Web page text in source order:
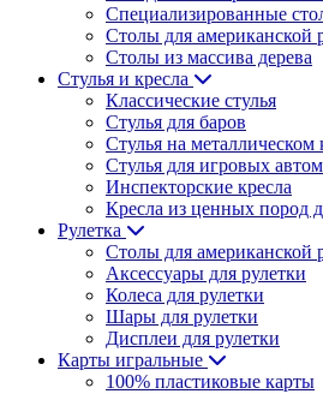
Специализированные
Столы для американской
Столы из массива дерева
Стулья и кресла
Классические стулья
Стулья для баров
Стулья на металлическом
Стулья для игровых
Инспекторские кресла
Кресла из ценных пород
Рулетка
Столы для американской
Аксессуары для рулетки
Колеса для рулетки
Шары для рулетки
Дисплеи для рулетки
Карты игральные
100% пластиковые карты